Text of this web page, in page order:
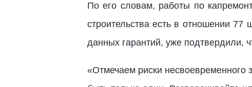
По его словам, работы по
строительства есть в отношении
данных гарантий, уже подтвердили,
«Отмечаем риски несвоевременного